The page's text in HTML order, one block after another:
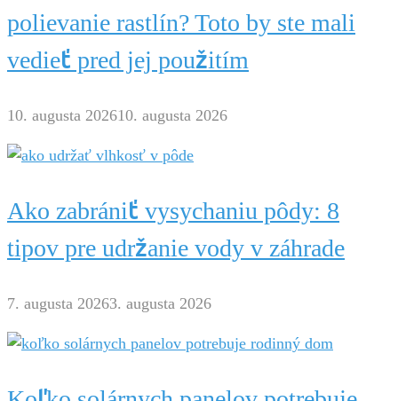
polievanie rastlín? Toto by ste mali
vedieť pred jej použitím
10. augusta 202610. augusta 2026
Ako zabrániť vysychaniu pôdy: 8
tipov pre udržanie vody v záhrade
7. augusta 20263. augusta 2026